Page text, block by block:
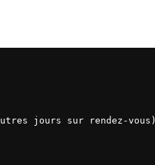
jours sur rendez-vous)